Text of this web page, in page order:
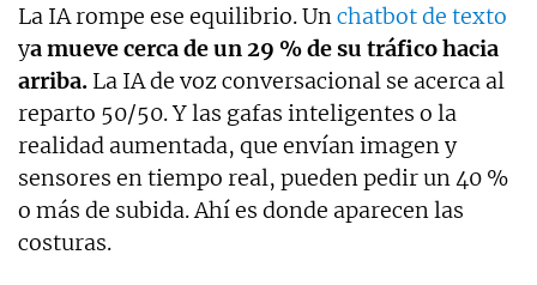
La IA rompe ese equilibrio. Unchatbot de texto
ya mueve cerca de un 29 % de su tráfico hacia
arriba. La IA de voz conversacional se acerca al
reparto 50/50. Y las gafas inteligentes o la
realidad aumentada, que envían imagen y
sensores en tiempo real, pueden pedir un 40 %
o más de subida. Ahí es donde aparecen las
costuras.